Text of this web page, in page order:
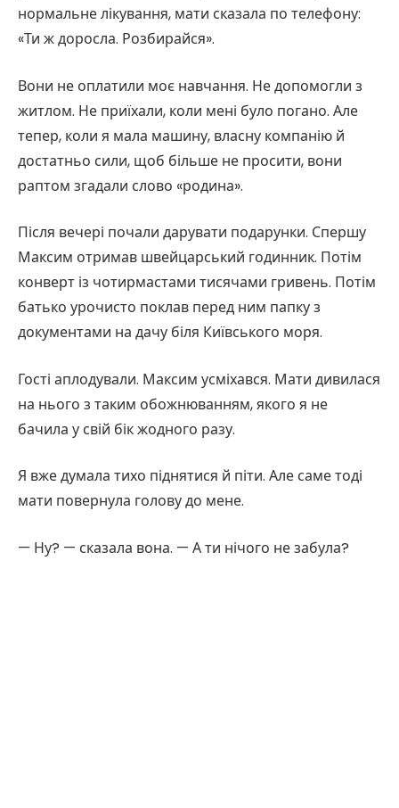
нормальне лікування, мати сказала по телефону:
«Ти ж доросла. Розбирайся».
Вони не оплатили моє навчання. Не допомогли з
житлом. Не приїхали, коли мені було погано. Але
тепер, коли я мала машину, власну компанію й
достатньо сили, щоб більше не просити, вони
раптом згадали слово «родина».
Після вечері почали дарувати подарунки. Спершу
Максим отримав швейцарський годинник. Потім
конверт із чотирмастами тисячами гривень. Потім
батько урочисто поклав перед ним папку з
документами на дачу біля Київського моря.
Гості аплодували. Максим усміхався. Мати дивилася
на нього з таким обожнюванням, якого я не
бачила у свій бік жодного разу.
Я вже думала тихо піднятися й піти. Але саме тоді
мати повернула голову до мене.
— Ну? — сказала вона. — А ти нічого не забула?